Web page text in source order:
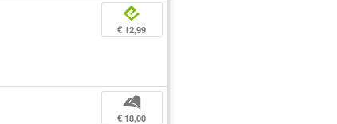
e
€ 12,99
b
€ 18,00